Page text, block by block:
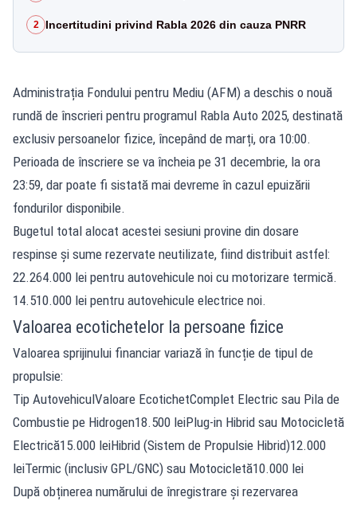
2 Incertitudini privind Rabla 2026 din cauza PNRR
Administrația Fondului pentru Mediu (AFM) a deschis o nouă
rundă de înscrieri pentru programul Rabla Auto 2025, destinată
exclusiv persoanelor fizice, începând de marți, ora 10:00.
Perioada de înscriere se va încheia pe 31 decembrie, la ora
23:59, dar poate fi sistată mai devreme în cazul epuizării
fondurilor disponibile.
Bugetul total alocat acestei sesiuni provine din dosare
respinse și sume rezervate neutilizate, fiind distribuit astfel:
22.264.000 lei pentru autovehicule noi cu motorizare termică.
14.510.000 lei pentru autovehicule electrice noi.
Valoarea ecotichetelor la persoane fizice
Valoarea sprijinului financiar variază în funcție de tipul de
propulsie:
Tip AutovehiculValoare EcotichetComplet Electric sau Pila de
Combustie pe Hidrogen18.500 leiPlug-in Hibrid sau Motocicletă
Electrică15.000 leiHibrid (Sistem de Propulsie Hibrid)12.000
leiTermic (inclusiv GPL/GNC) sau Motocicletă10.000 lei
După obținerea numărului de înregistrare și rezervarea